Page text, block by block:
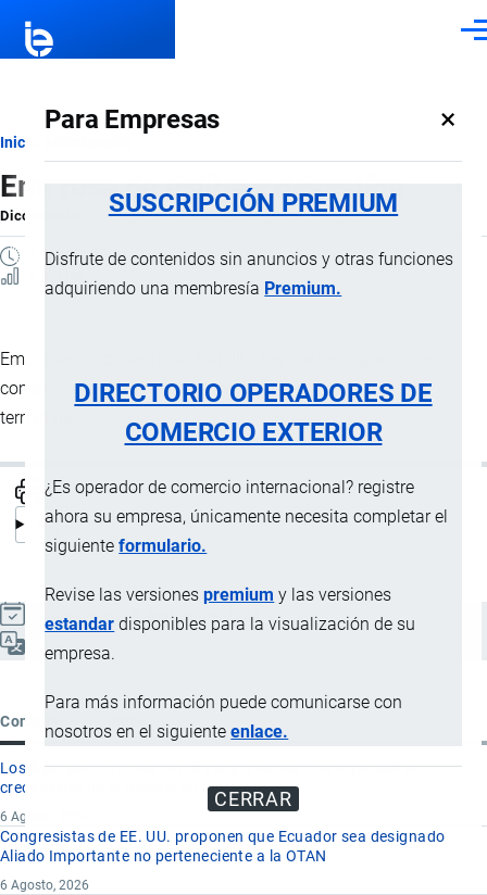
Para Empresas ×
SUSCRIPCIÓN PREMIUM
Disfrute de contenidos sin anuncios y otras funciones
adquiriendo una membresía Premium.
DIRECTORIO OPERADORES DE
COMERCIO EXTERIOR
¿Es operador de comercio internacional? registre
ahora su empresa, únicamente necesita completar el
siguienteformulario.
Revise las versionespremium y las versiones
estandar disponibles para la visualización de su
empresa.
Para más información puede comunicarse con
nosotros en el siguienteenlace.
CERRAR
Ruta
de
navegación
Inicio
Empresa de estiba y desestiba
Diccionario porImportaciones …, 8 Septiembre, 2024
1 MINUTO
Empresas o cooperativas habilitadas por los organismos
competentes para prestar servicios deestibaydesestiba
terminales.
Actualizado el 9 Septiembre, 2024
Contenido reciente
Los 8 proyectos mineros más importantes que impulsan el
crecimiento de la minería en Ecuador
6 Agosto, 2026
Congresistas de EE. UU. proponen que Ecuador sea designado
Aliado Importante no perteneciente a la OTAN
6 Agosto, 2026